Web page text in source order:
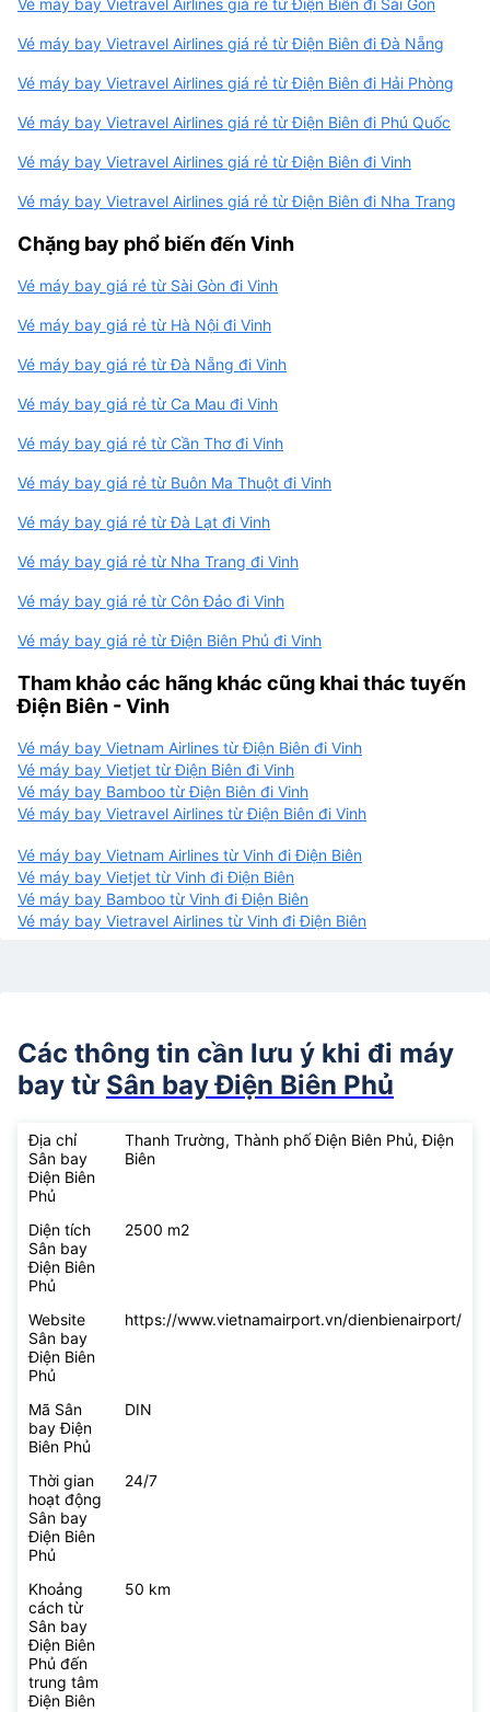
Vé máy bay Vietravel Airlines giá rẻ từ Điện Biên đi Sài Gòn
Vé máy bay Vietravel Airlines giá rẻ từ Điện Biên đi Đà Nẵng
Vé máy bay Vietravel Airlines giá rẻ từ Điện Biên đi Hải Phòng
Vé máy bay Vietravel Airlines giá rẻ từ Điện Biên đi Phú Quốc
Vé máy bay Vietravel Airlines giá rẻ từ Điện Biên đi Vinh
Vé máy bay Vietravel Airlines giá rẻ từ Điện Biên đi Nha Trang
Chặng bay phổ biến đến Vinh
Vé máy bay giá rẻ từ Sài Gòn đi Vinh
Vé máy bay giá rẻ từ Hà Nội đi Vinh
Vé máy bay giá rẻ từ Đà Nẵng đi Vinh
Vé máy bay giá rẻ từ Ca Mau đi Vinh
Vé máy bay giá rẻ từ Cần Thơ đi Vinh
Vé máy bay giá rẻ từ Buôn Ma Thuột đi Vinh
Vé máy bay giá rẻ từ Đà Lạt đi Vinh
Vé máy bay giá rẻ từ Nha Trang đi Vinh
Vé máy bay giá rẻ từ Côn Đảo đi Vinh
Vé máy bay giá rẻ từ Điện Biên Phủ đi Vinh
Tham khảo các hãng khác cũng khai thác tuyến
Điện Biên - Vinh
Vé máy bay Vietnam Airlines từ Điện Biên đi Vinh
Vé máy bay Vietjet từ Điện Biên đi Vinh
Vé máy bay Bamboo từ Điện Biên đi Vinh
Vé máy bay Vietravel Airlines từ Điện Biên đi Vinh
Vé máy bay Vietnam Airlines từ Vinh đi Điện Biên
Vé máy bay Vietjet từ Vinh đi Điện Biên
Vé máy bay Bamboo từ Vinh đi Điện Biên
Vé máy bay Vietravel Airlines từ Vinh đi Điện Biên
Các thông tin cần lưu ý khi đi máy
bay từ Sân bay Điện Biên Phủ
Địa chỉ
Sân bay
Điện Biên
Phủ
Thanh Trường, Thành phố Điện Biên Phủ, Điện
Biên
Diện tích
Sân bay
Điện Biên
Phủ
2500 m2
Website
Sân bay
Điện Biên
Phủ
https://www.vietnamairport.vn/dienbienairport/
Mã Sân
bay Điện
Biên Phủ
DIN
Thời gian
hoạt động
Sân bay
Điện Biên
Phủ
24/7
Khoảng
cách từ
Sân bay
Điện Biên
Phủ đến
trung tâm
Điện Biên
50 km